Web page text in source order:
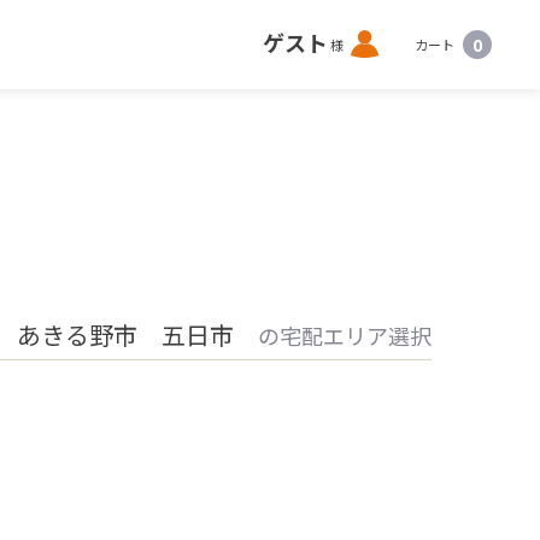
ゲスト 様 ロ
グ
カート 0
あきる野市 五日市 の宅配エリア選択